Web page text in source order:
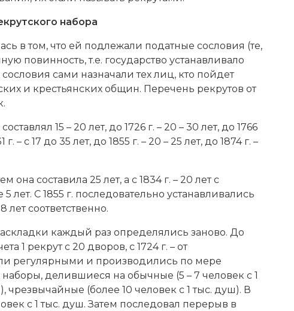
набора
в том, что ей подлежали податные сословия (те,
повинность, т.е. государство устанавливало
сами назначали тех лиц, кто пойдет
и крестьянских общин. Перечень рекрутов от
15 – 20 лет, до 1726 г. – 20 – 30 лет, до 1766
– с 17 до 35 лет, до 1855 г. – 20 – 25 лет, до 1874 г. –
составила 25 лет, а с 1834 г. – 20 лет с
С 1855 г. последовательно устанавливались
лет соответственно.
каждый раз определялись заново. До
1 рекрут с 20 дворов, с 1724 г. – от
регулярными и производились по мере
делившиеся на обычные (5 – 7 человек с 1
чрезвычайные (более 10 человек с 1 тыс. душ). В
с 1 тыс. душ. Затем последовал перерыв в